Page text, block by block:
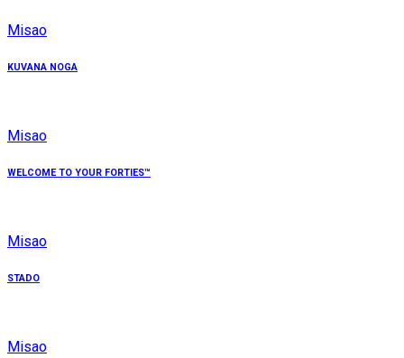
Misao
KUVANA NOGA
Misao
WELCOME TO YOUR FORTIES™
Misao
STADO
Misao